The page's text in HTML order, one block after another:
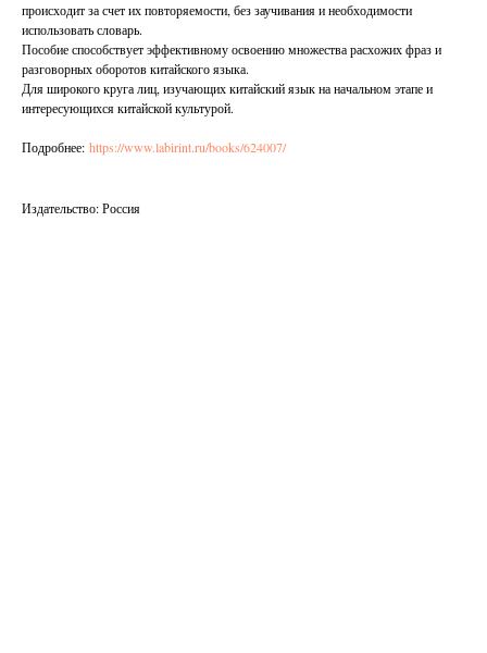
происходит за счет их повторяемости, без заучивания и необходимости
использовать словарь.
Пособие способствует эффективному освоению множества расхожих фраз и
разговорных оборотов китайского языка.
Для широкого круга лиц, изучающих китайский язык на начальном этапе и
интересующихся китайской культурой.
Подробнее: https://www.labirint.ru/books/624007/
Издательство: Россия